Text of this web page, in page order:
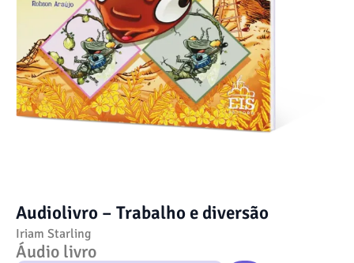
Audiolivro – Trabalho e diversão
Iriam Starling
Áudio livro